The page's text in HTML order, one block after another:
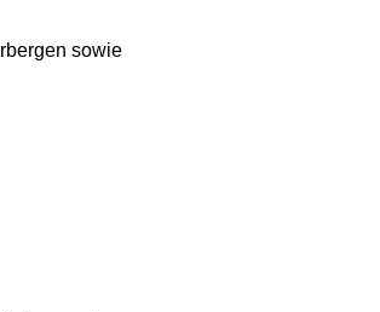
sowie